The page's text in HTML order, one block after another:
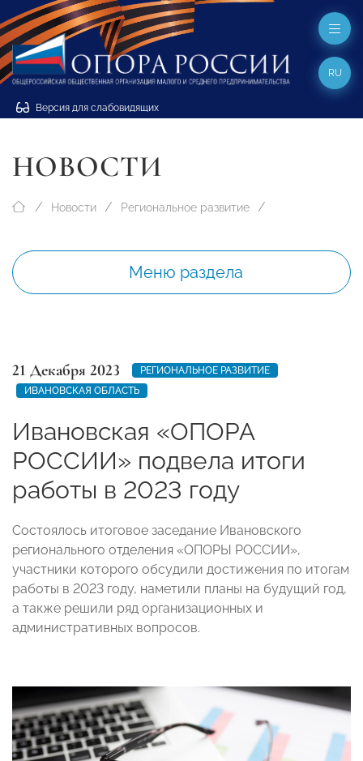
Версия для слабовидящих
RU
НОВОСТИ
Новости Региональное развитие
Меню раздела
21 Декабря 2023
РЕГИОНАЛЬНОЕ РАЗВИТИЕ
ИВАНОВСКАЯ ОБЛАСТЬ
Ивановская «ОПОРА
РОССИИ» подвела итоги
работы в 2023 году
Состоялось итоговое заседание Ивановского
регионального отделения «ОПОРЫ РОССИИ»,
участники которого обсудили достижения по итогам
работы в 2023 году, наметили планы на будущий год,
а также решили ряд организационных и
административных вопросов.